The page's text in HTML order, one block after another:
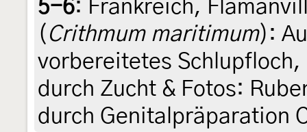
5-6: Frankreich,
( Crithmum maritimum):
vorbereitetes
durch Zucht & Fotos:
durch Genitalpräparation